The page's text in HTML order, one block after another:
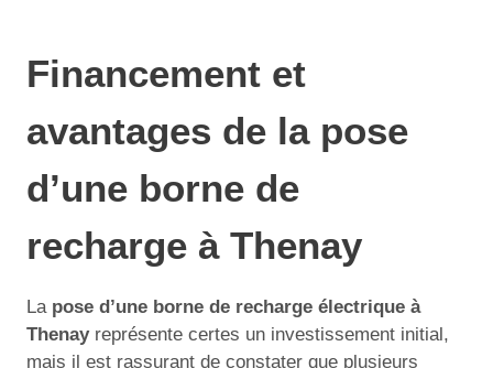
Financement et
avantages de la pose
d’une borne de
recharge à Thenay
La pose d’une borne de recharge électrique à
Thenayreprésente certes un investissement initial,
mais il est rassurant de constater que plusieurs